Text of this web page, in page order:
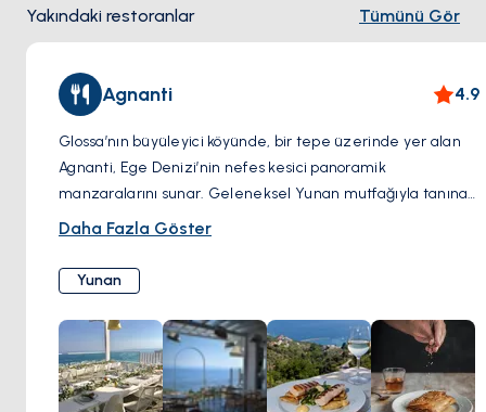
Yakındaki restoranlar Tümünü Gör
Agnanti 4.9
Glossa’nın büyüleyici köyünde, bir tepe üzerinde yer alan
Agnanti, Ege Denizi’nin nefes kesici panoramik
manzaralarını sunar. Geleneksel Yunan mutfağıyla tanınan
bu aile işletmesi, taze ve yerel malzemelerle hazırlanan
ve huzurlu atmosferi, menüdeki kuzu eti, musakka ve el
yapımı tatlılar gibi özel lezzetlere mükemmel bir eşlik
eder. Agnanti, lezzetli yemekleri muhteşem manzaralarla
birleştirmek isteyenler için mutlaka ziyaret edilmesi
gereken bir yerdir.
Daha Fazla Göster
Yunan